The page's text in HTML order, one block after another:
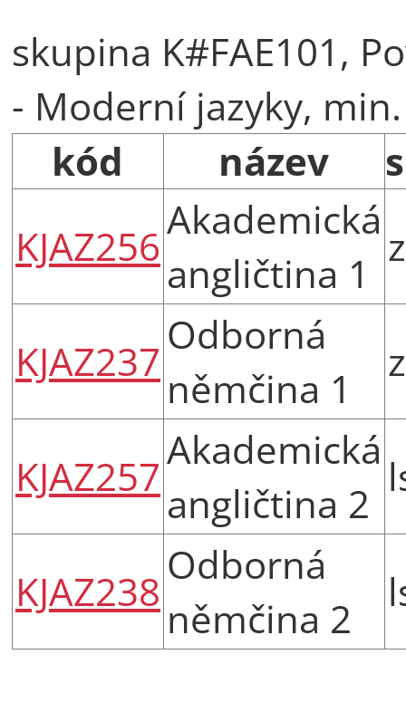
skupina K#FAE101,
- Moderní jazyky,
kód
název
KJAZ256
Akademická
angličtina 1
KJAZ237
Odborná
němčina 1
KJAZ257
Akademická
angličtina 2
KJAZ238
Odborná
němčina 2